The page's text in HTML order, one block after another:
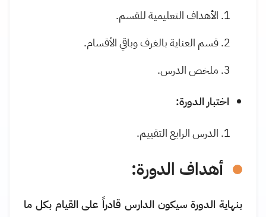
الأهداف التعليمية للقسم.
قسم العناية بالغرف وباقي الأقسام.
ملخص الدرس.
اختبار الدورة:
الدرس الرابع التقييم.
أهداف الدورة:
بنهاية الدورة سيكون الدارس قادراً على القيام بكل ما